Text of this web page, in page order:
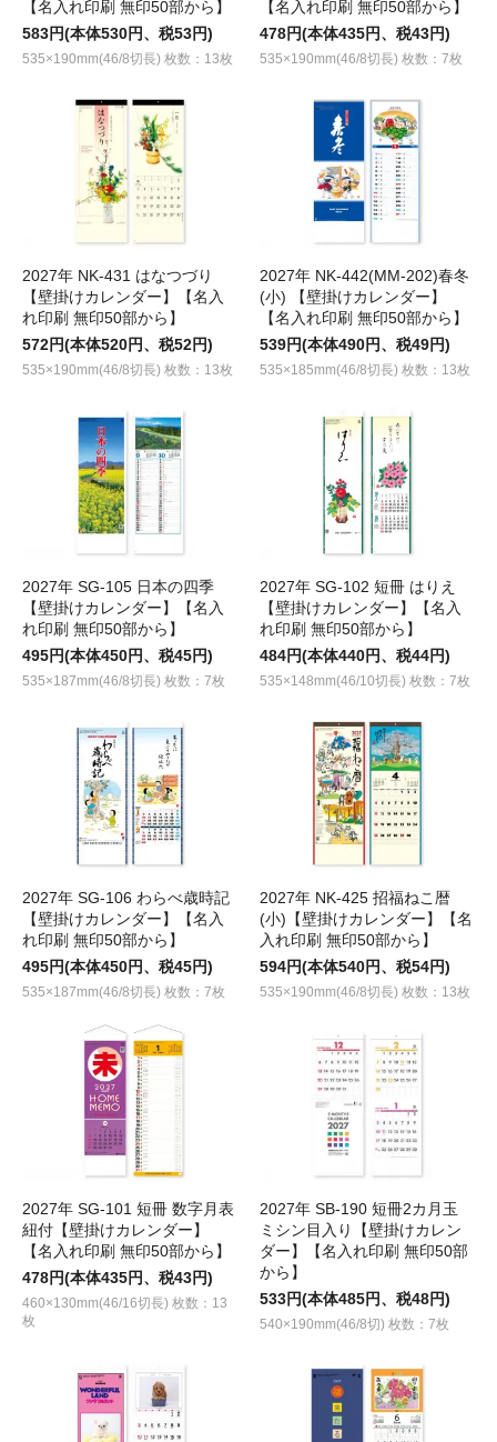
【名入れ印刷 無印50部から】
583円(本体530円、税53円)
535×190mm(46/8切長) 枚数：13枚
【名入れ印刷 無印50部から】
478円(本体435円、税43円)
535×190mm(46/8切長) 枚数：7枚
2027年 NK-431 はなつづり
【壁掛けカレンダー】【名入
れ印刷 無印50部から】
572円(本体520円、税52円)
535×190mm(46/8切長) 枚数：13枚
2027年 NK-442(MM-202)春冬
(小) 【壁掛けカレンダー】
【名入れ印刷 無印50部から】
539円(本体490円、税49円)
535×185mm(46/8切長) 枚数：13枚
2027年 SG-105 日本の四季
【壁掛けカレンダー】【名入
れ印刷 無印50部から】
495円(本体450円、税45円)
535×187mm(46/8切長) 枚数：7枚
2027年 SG-102 短冊 はりえ
【壁掛けカレンダー】【名入
れ印刷 無印50部から】
484円(本体440円、税44円)
535×148mm(46/10切長) 枚数：7枚
2027年 SG-106 わらべ歳時記
【壁掛けカレンダー】【名入
れ印刷 無印50部から】
495円(本体450円、税45円)
535×187mm(46/8切長) 枚数：7枚
2027年 NK-425 招福ねこ暦
(小)【壁掛けカレンダー】【名
入れ印刷 無印50部から】
594円(本体540円、税54円)
535×190mm(46/8切長) 枚数：13枚
2027年 SG-101 短冊 数字月表
紐付【壁掛けカレンダー】
【名入れ印刷 無印50部から】
478円(本体435円、税43円)
460×130mm(46/16切長) 枚数：13
枚
2027年 SB-190 短冊2カ月玉
ミシン目入り【壁掛けカレン
ダー】【名入れ印刷 無印50部
から】
533円(本体485円、税48円)
540×190mm(46/8切) 枚数：7枚